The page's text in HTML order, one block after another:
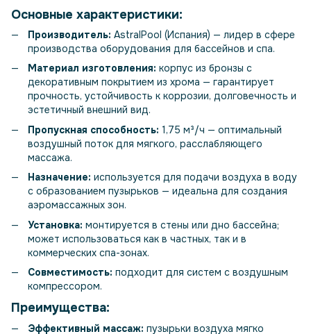
Основные характеристики:
Производитель: AstralPool (Испания) — лидер в сфере
производства оборудования для бассейнов и спа.
Материал изготовления: корпус из бронзы с
декоративным покрытием из хрома — гарантирует
прочность, устойчивость к коррозии, долговечность и
эстетичный внешний вид.
Пропускная способность: 1,75 м³/ч — оптимальный
воздушный поток для мягкого, расслабляющего
массажа.
Назначение: используется для подачи воздуха в воду
с образованием пузырьков — идеальна для создания
аэромассажных зон.
Установка: монтируется в стены или дно бассейна;
может использоваться как в частных, так и в
коммерческих спа-зонах.
Совместимость: подходит для систем с воздушным
компрессором.
Преимущества:
Эффективный массаж: пузырьки воздуха мягко